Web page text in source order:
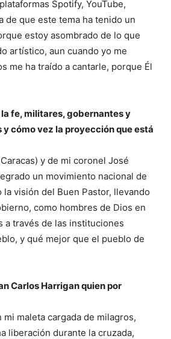
Spotify, YouTube,
de que este tema ha tenido un
estoy asombrado de lo que
artístico, aun cuando yo me
me ha traído a cantarle, porque Él
fe, militares, gobernantes y
cómo vez la proyección que está
y de mi coronel José
un movimiento nacional de
visión del Buen Pastor, llevando
como hombres de Dios en
a través de las instituciones
y qué mejor que el pueblo de
Carlos Harrigan quien por
maleta cargada de milagros,
liberación durante la cruzada,